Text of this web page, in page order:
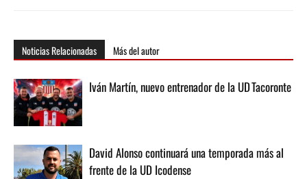
Noticias Relacionadas Más del autor
Iván Martín, nuevo entrenador de la UD Tacoronte
David Alonso continuará una temporada más al
frente de la UD Icodense